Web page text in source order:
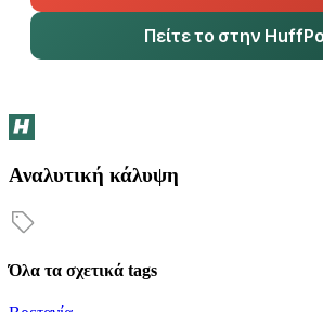
Πείτε το στην
Αναλυτική κάλυψη
Όλα τα σχετικά tags